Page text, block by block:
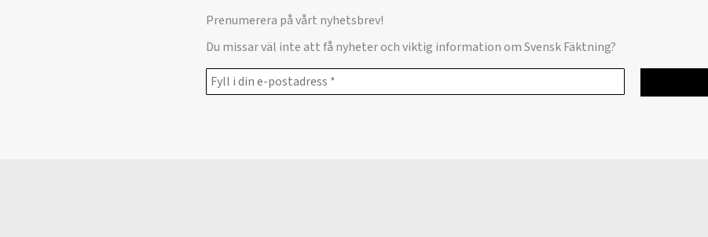
Prenumerera på vårt nyhetsbrev!
Du missar väl inte att få nyheter och viktig information om Svensk Fäktning?